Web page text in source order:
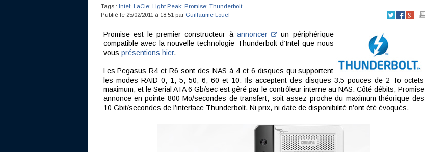
Tags : Intel; LaCie; Light Peak; Promise; Thunderbolt;
Publié le 25/02/2011 à 18:51 par Guillaume Louel
Promise est le premier constructeur à annoncer
un périphérique
compatible avec la nouvelle technologie Thunderbolt d’Intel que nous
vous présentions hier.
Les Pegasus R4 et R6 sont des NAS à 4 et 6 disques qui supportent
les modes RAID 0, 1, 5, 50, 6, 60 et 10. Ils acceptent des disques 3.5 pouces de 2 To octets
maximum, et le Serial ATA 6 Gb/sec est gêré par le contrôleur interne au NAS. Côté débits, Promise
annonce en pointe 800 Mo/secondes de transfert, soit assez proche du maximum théorique des
10 Gbit/secondes de l’interface Thunderbolt. Ni prix, ni date de disponibilité n’ont été évoqués.